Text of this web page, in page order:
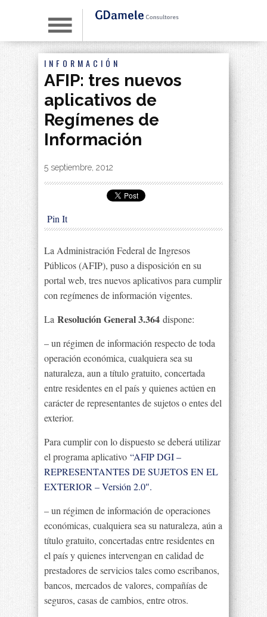
INFORMACIÓN
AFIP: tres nuevos
aplicativos de
Regímenes de
Información
By|
5 septiembre, 2012
Pin It
La Administración Federal de Ingresos
Públicos (AFIP), puso a disposición en su
portal web, tres nuevos aplicativos para cumplir
con regímenes de información vigentes.
La Resolución General 3.364 dispone:
– un régimen de información respecto de toda
operación económica, cualquiera sea su
naturaleza, aun a título gratuito, concertada
entre residentes en el país y quienes actúen en
carácter de representantes de sujetos o entes del
exterior.
Para cumplir con lo dispuesto se deberá utilizar
el programa aplicativo “AFIP DGI –
REPRESENTANTES DE SUJETOS EN EL
EXTERIOR – Versión 2.0″.
– un régimen de información de operaciones
económicas, cualquiera sea su naturaleza, aún a
título gratuito, concertadas entre residentes en
el país y quienes intervengan en calidad de
prestadores de servicios tales como escribanos,
bancos, mercados de valores, compañías de
seguros, casas de cambios, entre otros.